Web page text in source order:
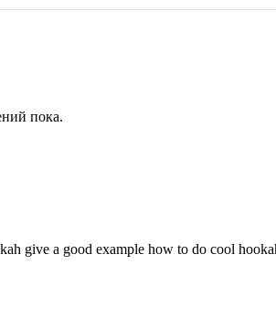
пока.
give a good example how to do cool